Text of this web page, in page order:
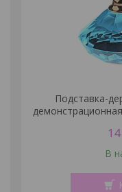
Подставка-
14
В